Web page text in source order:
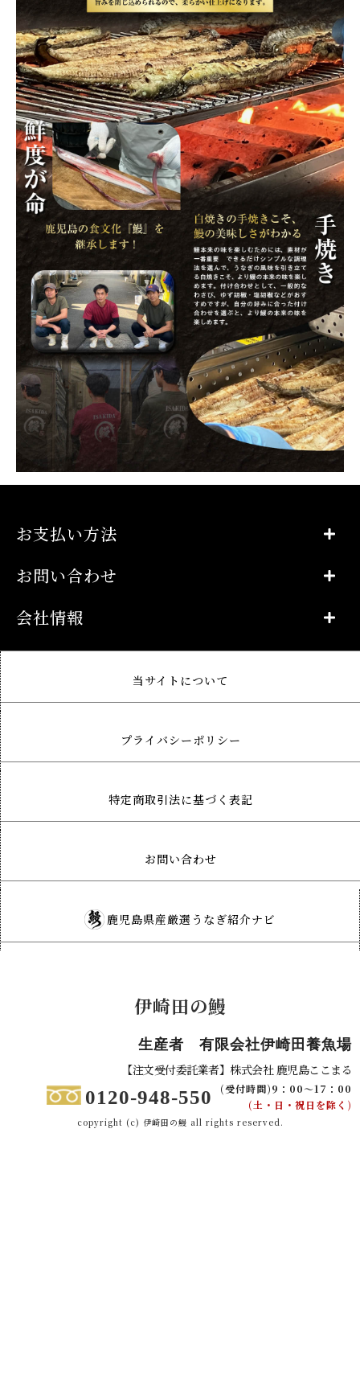
お支払い方法
お問い合わせ
会社情報
当サイトについて
プライバシーポリシー
特定商取引法に基づく表記
お問い合わせ
鹿児島県産厳選うなぎ紹介ナビ
伊崎田の鰻
生産者 有限会社伊崎田養魚場
【注文受付委託業者】株式会社 鹿児島ここまる
0120-948-550
(受付時間)9：00～17：00
(土・日・祝日を除く)
copyright (c) 伊崎田の鰻 all rights reserved.